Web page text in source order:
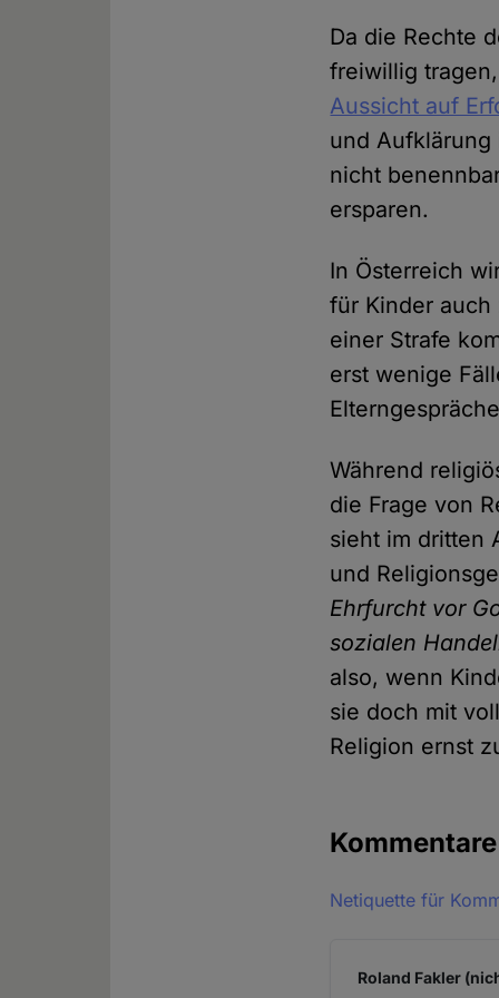
Da die Rechte
freiwillig
Aussicht auf
und Aufklärung
nicht
ersparen.
In Österreich
für Kinder auch
einer Strafe
erst wenige
Während
die Frage von
sieht im dritten
und
Ehrfurcht vor
sozialen
also, wenn
sie doch mit
Religion ernst
Kommentare
Netiquette für
Roland Fakler